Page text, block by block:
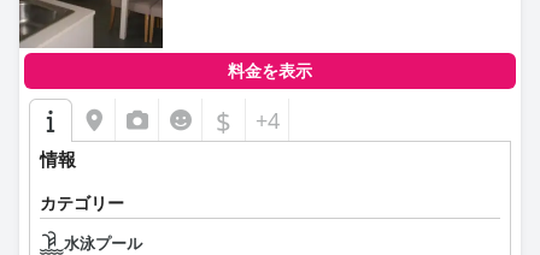
料金を表示
$ +4
情報
カテゴリー
水泳プール